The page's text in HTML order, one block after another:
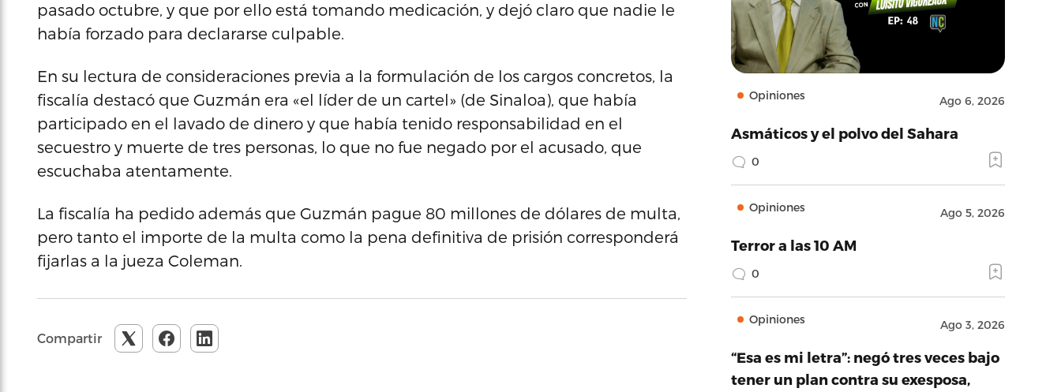
pasado octubre, y que por ello está tomando medicación, y dejó claro que nadie le
había forzado para declararse culpable.
En su lectura de consideraciones previa a la formulación de los cargos concretos, la
fiscalía destacó que Guzmán era «el líder de un cartel» (de Sinaloa), que había
participado en el lavado de dinero y que había tenido responsabilidad en el
secuestro y muerte de tres personas, lo que no fue negado por el acusado, que
escuchaba atentamente.
La fiscalía ha pedido además que Guzmán pague 80 millones de dólares de multa,
pero tanto el importe de la multa como la pena definitiva de prisión corresponderá
fijarlas a la jueza Coleman.
Compartir
Opiniones Ago 6, 2026
Asmáticos y el polvo del Sahara
0
Opiniones Ago 5, 2026
Terror a las 10 AM
0
Opiniones Ago 3, 2026
“Esa es mi letra”: negó tres veces bajo
tener un plan contra su exesposa,